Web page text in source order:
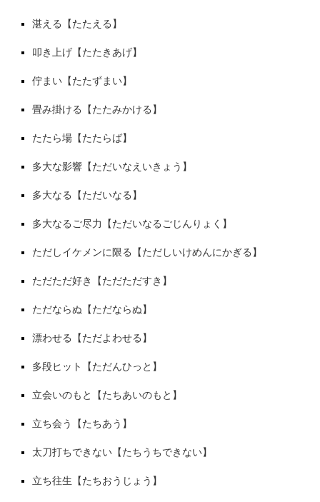
湛える【たたえる】
叩き上げ【たたきあげ】
佇まい【たたずまい】
畳み掛ける【たたみかける】
たたら場【たたらば】
多大な影響【ただいなえいきょう】
多大なる【ただいなる】
多大なるご尽力【ただいなるごじんりょく】
ただしイケメンに限る【ただしいけめんにかぎる】
ただただ好き【ただただすき】
ただならぬ【ただならぬ】
漂わせる【ただよわせる】
多段ヒット【ただんひっと】
立会いのもと【たちあいのもと】
立ち会う【たちあう】
太刀打ちできない【たちうちできない】
立ち往生【たちおうじょう】